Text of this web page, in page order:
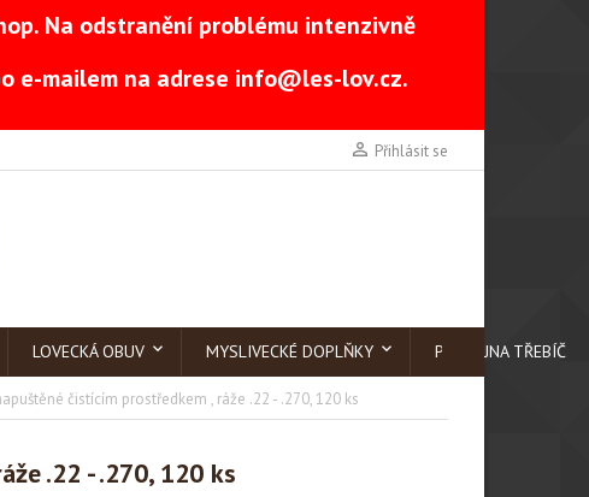
Na odstranění problému intenzivně
e-mailem na adrese info@les-lov.cz.
 Přihlásit se
LOVECKÁ OBUV MYSLIVECKÉ DOPLŇKY PRODEJNA TŘEBÍČ
čistícím prostředkem , ráže .22 - .270, 120 ks
.22 - .270, 120 ks